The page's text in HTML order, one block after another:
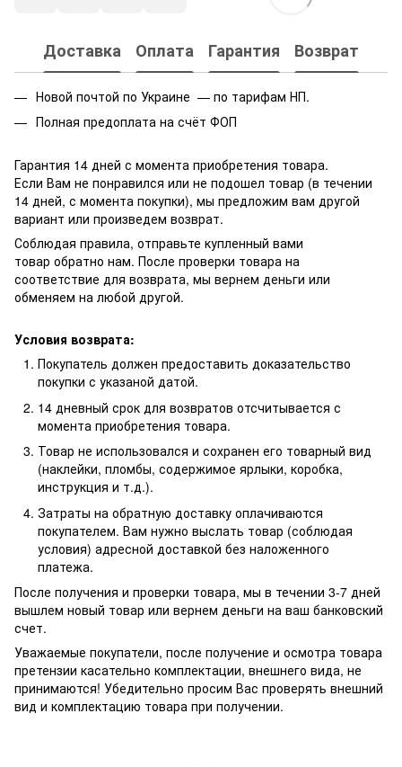
Доставка Оплата Гарантия Возврат
Новой почтой по Украине — по тарифам НП.
Полная предоплата на счёт ФОП
Гарантия 14 дней с момента приобретения товара.
Если Вам не понравился или не подошел товар (в течении
14 дней, с момента покупки), мы предложим вам другой
вариант или произведем возврат.
Соблюдая правила, отправьте купленный вами
товар обратно нам. После проверки товара на
соответствие для возврата, мы вернем деньги или
обменяем на любой другой.
Условия возврата:
Покупатель должен предоставить доказательство
покупки с указаной датой.
14 дневный срок для возвратов отсчитывается с
момента приобретения товара.
Товар не использовался и сохранен его товарный вид
(наклейки, пломбы, содержимое ярлыки, коробка,
инструкция и т.д.).
Затраты на обратную доставку оплачиваются
покупателем. Вам нужно выслать товар (соблюдая
условия) адресной доставкой без наложенного
платежа.
После получения и проверки товара, мы в течении 3-7 дней
вышлем новый товар или вернем деньги на ваш банковский
счет.
Уважаемые покупатели, после получение и осмотра товара
претензии касательно комплектации, внешнего вида, не
принимаются! Убедительно просим Вас проверять внешний
вид и комплектацию товара при получении.